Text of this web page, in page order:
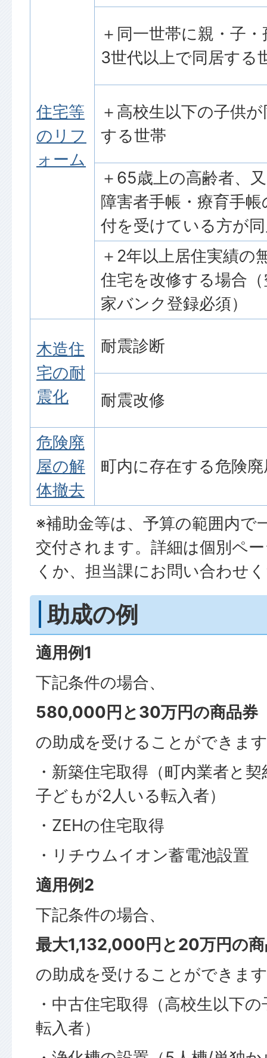
住宅等
のリフ
ォーム
＋同一世帯に親・子
3世代以上で同居する
＋高校生以下の子供
する世帯
＋65歳上の高齢者、
障害者手帳・療育手帳
付を受けている方が
＋2年以上居住実績の
住宅を改修する場合
家バンク登録必須）
木造住
宅の耐
震化
耐震診断
耐震改修
危険廃
屋の解
体撤去
町内に存在する危険
※補助金等は、予算の範囲内で
交付されます。詳細は個別ペ
くか、担当課にお問い合わせ
助成の例
適用例1
下記条件の場合、
580,000円と30万円の商品券
の助成を受けることができま
・新築住宅取得（町内業者と
子どもが2人いる転入者）
・ZEHの住宅取得
・リチウムイオン蓄電池設置
適用例2
下記条件の場合、
最大1,132,000円と20万円の
の助成を受けることができま
・中古住宅取得（高校生以下
転入者）